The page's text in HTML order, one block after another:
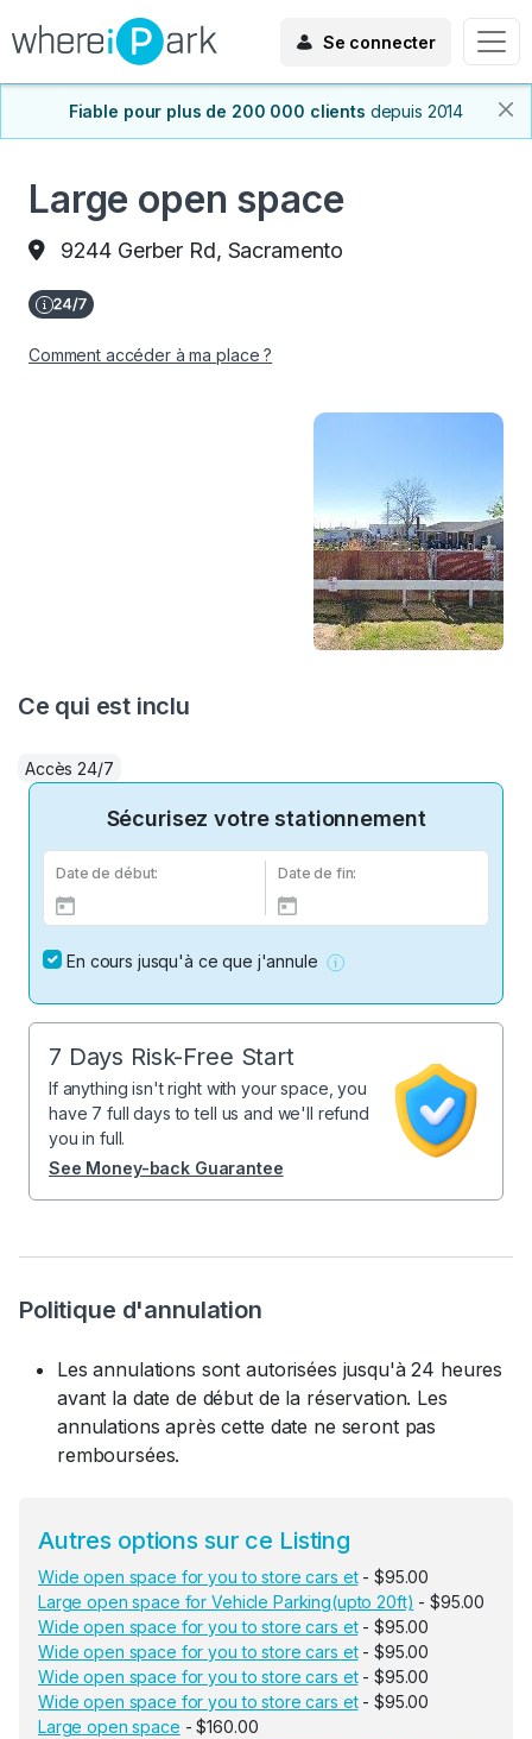
Se connecter
Fiable pour plus de 200 000 clients depuis 2014
Large open space
9244 Gerber Rd, Sacramento
Comment accéder à ma place ?
Politique d'annulation
Les annulations sont autorisées jusqu'à 24 heures
avant la date de début de la réservation. Les
annulations après cette date ne seront pas
remboursées.
Autres options sur ce Listing
Wide open space for you to store cars et- $95.00
Large open space for Vehicle Parking(upto 20ft) - $95.00
Wide open space for you to store cars et- $95.00
Wide open space for you to store cars et- $95.00
Wide open space for you to store cars et- $95.00
Wide open space for you to store cars et- $95.00
Large open space - $160.00
Ce qui est inclu
Accès 24/7
Sécurisez votre stationnement
Date de début: Date de fin:
En cours jusqu'à ce que j'annule
7 Days Risk-Free Start
If anything isn't right with your space, you
have 7 full days to tell us and we'll refund
you in full.
See Money-back Guarantee